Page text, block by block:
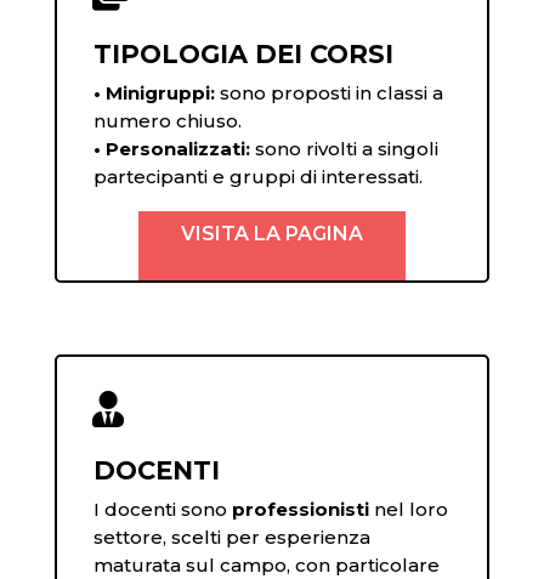
TIPOLOGIA DEI CORSI
• Minigruppi:sono proposti in classi a
numero chiuso.
• Personalizzati:sono rivolti a singoli
partecipanti e gruppi di interessati.
VISITA LA PAGINA

DOCENTI
I docenti sono professionistinel loro
settore, scelti per esperienza
maturata sul campo, con particolare